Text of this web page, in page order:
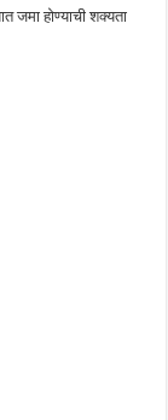
जमा होण्याची शक्यता